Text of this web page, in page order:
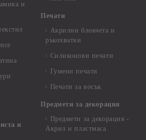
и
и
Печати
Акрилни блокчета и
ръкохватки
Силиконови печати
Гумени печати
Печати за восък
Предмети за декорация
Предмети за декорация -
Акрил и пластмаса